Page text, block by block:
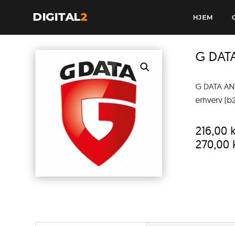
DIGITAL2 HJEM
G
G DATA
erhverv
216,00
270,00